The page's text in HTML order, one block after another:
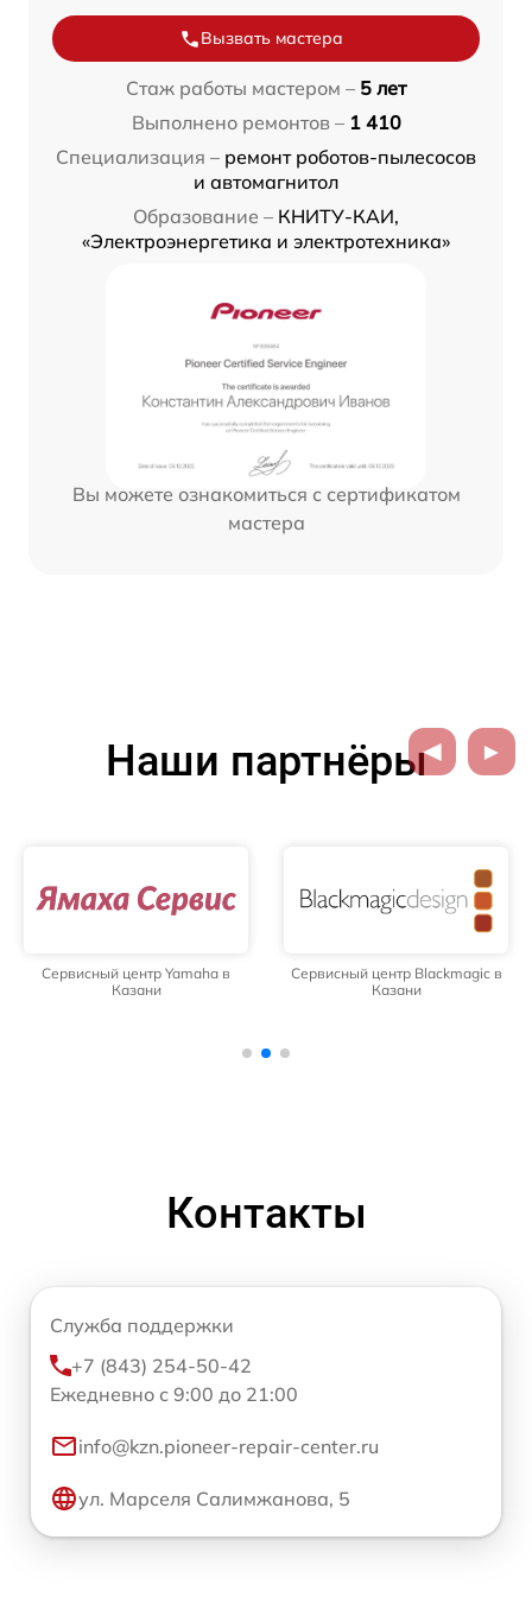
Вызвать мастера
Стаж работы мастером – 5 лет
Выполнено ремонтов – 1 410
Специализация – ремонт роботов-пылесосов
и автомагнитол
Образование – КНИТУ-КАИ,
«Электроэнергетика и электротехника»
Вы можете ознакомиться с сертификатом
мастера
Наши партнёры
Сервисный центр Yamaha в
Казани
Сервисный центр Blackmagic в
Казани
Контакты
Служба поддержки
+7 (843) 254-50-42
Ежедневно с 9:00 до 21:00
info@kzn.pioneer-repair-center.ru
ул. Марселя Салимжанова, 5